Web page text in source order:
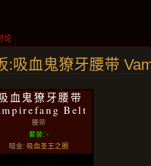
:吸血鬼獠牙腰带
血鬼獠牙腰带
Belt
腰带
套装: -
暗金: 吸血圣王之圈
论